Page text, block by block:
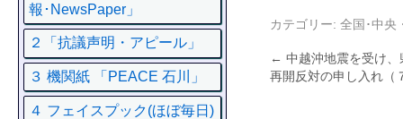
カテゴリー: 全国･中央
← 中越沖地震を受け
再開反対の申し入れ（
報･NewsPaper」
２「抗議声明・アピール」
３ 機関紙 「PEACE 石川」
４ フェイスプック(ほぼ毎日)